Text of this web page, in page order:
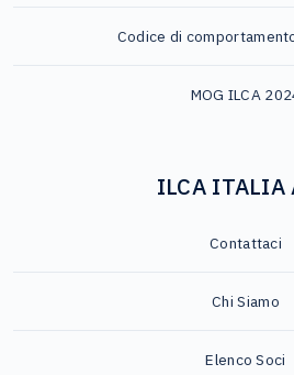
Codice di
MOG ILCA
ILCA ITALIA
Contattaci
Chi Siamo
Elenco Soci